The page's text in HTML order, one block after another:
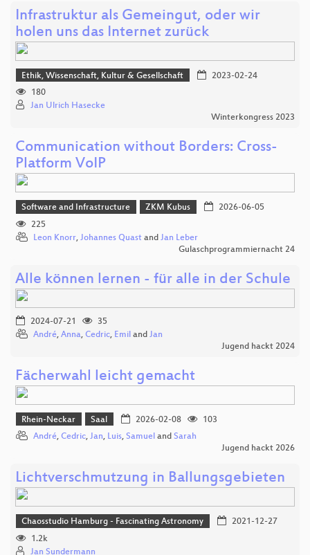
Infrastruktur als Gemeingut, oder wir
holen uns das Internet zurück
Ethik, Wissenschaft, Kultur & Gesellschaft
2023-02-24
180
Jan Ulrich Hasecke
Winterkongress 2023
Communication without Borders: Cross-
Platform VoIP
Software and Infrastructure ZKM Kubus
2026-06-05
225
Leon Knorr, Johannes Quast and Jan Leber
Gulaschprogrammiernacht 24
Alle können lernen - für alle in der Schule
2024-07-21
35
André, Anna, Cedric, Emil and Jan
Jugend hackt 2024
Fächerwahl leicht gemacht
Rhein-Neckar Saal 2026-02-08
103
André, Cedric, Jan, Luis, Samuel and Sarah
Jugend hackt 2026
Lichtverschmutzung in Ballungsgebieten
Chaosstudio Hamburg - Fascinating Astronomy
2021-12-27
1.2k
Jan Sundermann